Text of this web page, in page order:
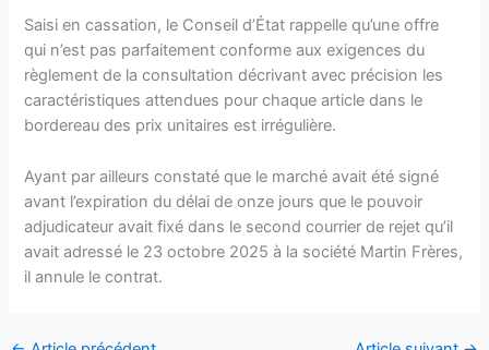
Saisi en cassation, le Conseil d’État rappelle qu’une offre
qui n’est pas parfaitement conforme aux exigences du
règlement de la consultation décrivant avec précision les
caractéristiques attendues pour chaque article dans le
bordereau des prix unitaires est irrégulière.
Ayant par ailleurs constaté que le marché avait été signé
avant l’expiration du délai de onze jours que le pouvoir
adjudicateur avait fixé dans le second courrier de rejet qu’il
avait adressé le 23 octobre 2025 à la société Martin Frères,
il annule le contrat.